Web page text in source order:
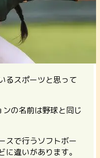
るスポーツと思って
の名前は野球と同じ
スで行うソフトボー
違いがあります。